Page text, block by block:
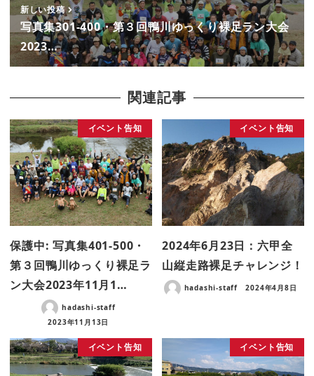
新しい投稿
写真集301-400・第３回鴨川ゆっくり裸足ラン大会
2023…
関連記事
イベント告知
保護中: 写真集401-500・
第３回鴨川ゆっくり裸足ラ
ン大会2023年11月1…
hadashi-staff
2023年11月13日
イベント告知
2024年6月23日：六甲全
山縦走路裸足チャレンジ！
hadashi-staff 2024年4月8日
イベント告知 イベント告知